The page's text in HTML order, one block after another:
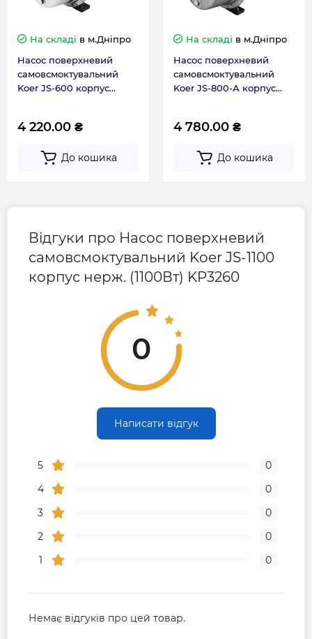
Розмір підключення
Країна бренду Чехія
Країна виготовлення
Гарантія
Контакти сервісного
+38 (096) 072-10-
На складі в м.Дніпро
Насос поверхневий
самовсмоктувальний
Koer JS-600 корпус
4 220.00 ₴
До кошика
На складі в м.Дніпро
Насос поверхневий
самовсмоктувальний
Koer JS-800-А корпус
4 780.00 ₴
До кошика
Відгуки про Насос поверхневий
самовсмоктувальний Koer JS-1100
корпус нерж. (1100Вт) KP3260
0
Написати відгук
5
0
4
0
3
0
2
0
1
0
Немає відгуків про цей товар.